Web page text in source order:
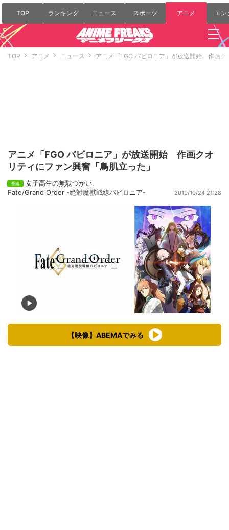
TOP ランキング ニュース スポーツ アニメ エン
TOP アニメ ニュース アニメ「FGO バビロニア」が放送開始 作画ク
アニメ「FGO バビロニア」が放送開始 作画クオ
リティにファン興奮「鳥肌立った」
女子高生の無駄づかい,
Fate/Grand Order -絶対魔獣戦線バビロニア-
2019/10/24 21:28
【映像】ABEMAでみる